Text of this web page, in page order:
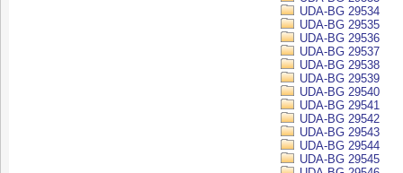
UDA-BG 29534
UDA-BG 29535
UDA-BG 29536
UDA-BG 29537
UDA-BG 29538
UDA-BG 29539
UDA-BG 29540
UDA-BG 29541
UDA-BG 29542
UDA-BG 29543
UDA-BG 29544
UDA-BG 29545